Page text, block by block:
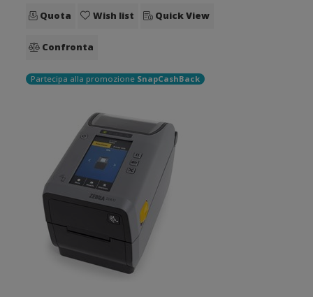
Quota Wish list Quick View
Confronta
Partecipa alla promozione SnapCashBack